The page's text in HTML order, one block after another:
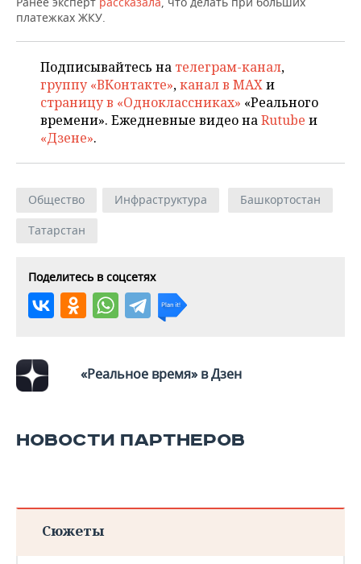
ЭНЕРГЕТИКА
УСЛУГИ
МЕДИА
ВЫЕЗДНАЯ РЕДАКЦИЯ
ONLINE-КОНФЕРЕНЦИИ
ОТКРЫТАЯ ЛЕКЦИЯ
НОВОСТИ СПОРТА
ХОККЕЙ
БАСКЕТБОЛ
ВОЛЕЙБОЛ
КИБЕРСПОРТ
ФИГУРНОЕ КАТАНИЕ
ВОДНЫЕ ВИДЫ СПОРТА
ХОККЕЙ С МЯЧОМ
ОБЩЕСТВО
ВЛАСТЬ
ИНФРАСТРУКТУРА
ИСТОРИЯ
КУЛЬТУРА
МЕДИЦИНА
ОБРАЗОВАНИЕ
ПРОИСШЕСТВИЯ
СЮЖЕТЫ
СПРАВОЧНИК
СПИСОК ПЕРСОН
СПИСОК КОМПАНИЙ
ПОЛНАЯ ВЕРСИЯ
платежках ЖКУ.
Подписывайтесь на телеграм-канал,
группу «ВКонтакте»,канал в MAXи
страницу в «Одноклассниках» «Реального
времени». Ежедневные видео наRutube и
«Дзене».
Общество Инфраструктура
Башкортостан
Татарстан
Поделитесь в соцсетях
«Реальное время» в Дзен
НОВОСТИ ПАРТНЕРОВ
Сюжеты